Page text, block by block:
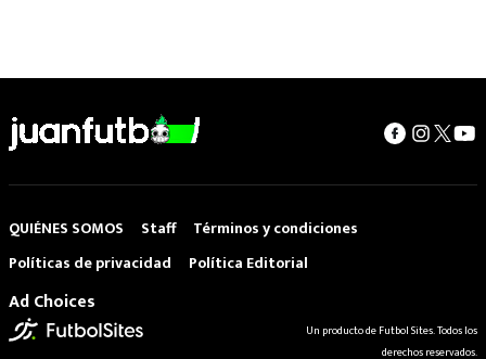
QUIÉNES SOMOS Staff
Términos y condiciones
Políticas de privacidad
Política Editorial
Ad Choices
Un producto de Futbol Sites. Todos los
derechos reservados.